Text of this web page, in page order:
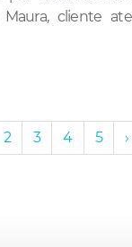
Maura, cliente
Página
2 Página
3 Página
4 Página
5 ›